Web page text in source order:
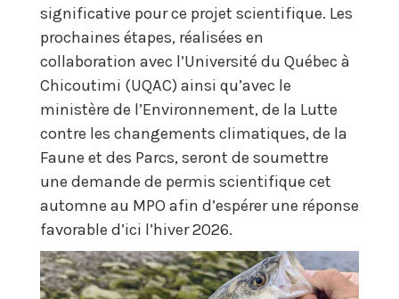
significative pour ce projet scientifique. Les
prochaines étapes, réalisées en
collaboration avec l’Université du Québec à
Chicoutimi (UQAC) ainsi qu’avec le
ministère de l’Environnement, de la Lutte
contre les changements climatiques, de la
Faune et des Parcs, seront de soumettre
une demande de permis scientifique cet
automne au MPO afin d’espérer une réponse
favorable d’ici l’hiver 2026.